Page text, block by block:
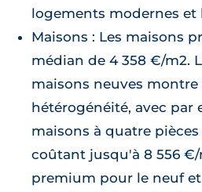
logements modernes et
Maisons : Les maisons
médian de 4 358 €/m2.
maisons neuves
hétérogénéité, avec par
maisons à quatre
coûtant jusqu'à 8 556
premium pour le neuf et